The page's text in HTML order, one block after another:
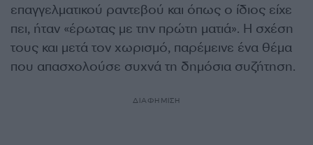
επαγγελματικού ραντεβού και όπως ο ίδιος είχε
πει, ήταν «έρωτας με την πρώτη ματιά». Η σχέση
τους και μετά τον χωρισμό, παρέμεινε ένα θέμα
που απασχολούσε συχνά τη δημόσια συζήτηση.
ΔΙΑΦΗΜΙΣΗ